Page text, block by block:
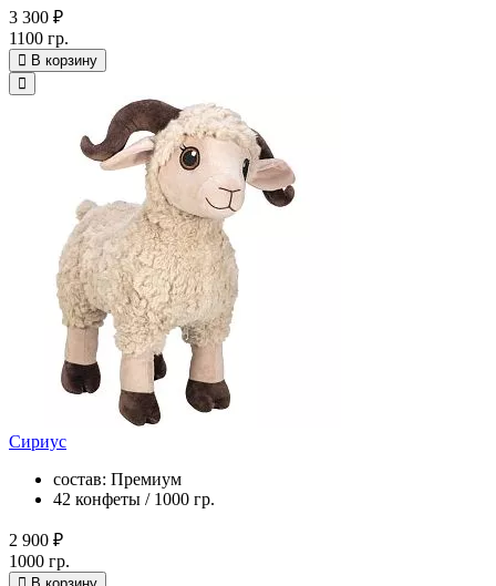
3 300 ₽
1100 гр.
В корзину
Сириус
состав: Премиум
42 конфеты / 1000 гр.
2 900 ₽
1000 гр.